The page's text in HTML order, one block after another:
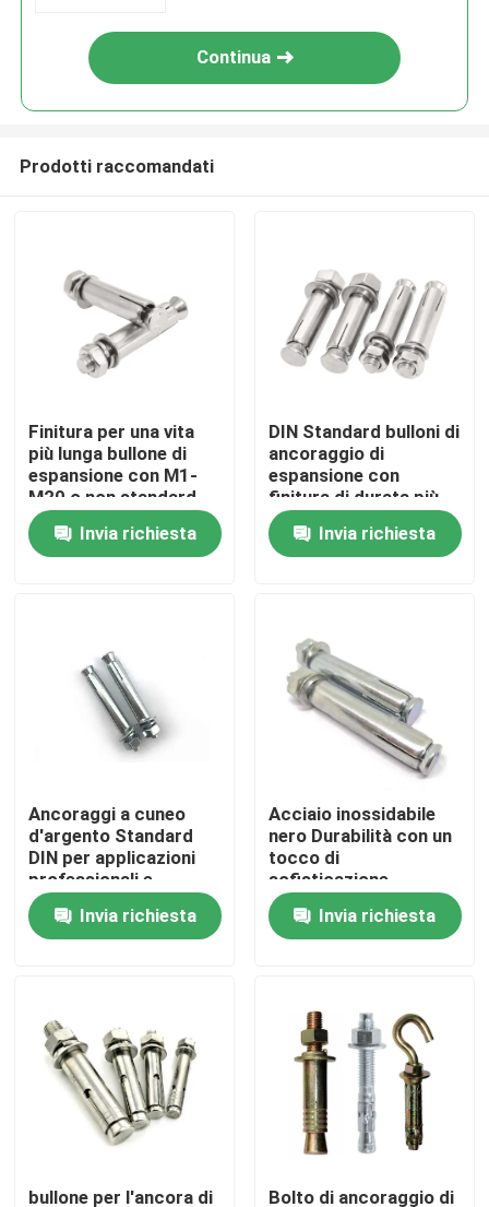
Circa noi
Controllo di qualità
Contattici
Piatto di acciaio al carbonio
Striscia di acciaio al carbonio
Barra di acciaio al carbonio
Continua
Prodotti raccomandati
Finitura per una vita
più lunga bullone di
espansione con M1-
M20 o non standard
come progetto
richiestaInvia richiesta
DIN Standard bulloni di
ancoraggio di
espansione con
finitura di durata più
lunga per la
costruzione di edifici
Invia richiesta
Ancoraggi a cuneo
d'argento Standard
DIN per applicazioni
professionali e
commerciali
Invia richiesta
Acciaio inossidabile
nero Durabilità con un
tocco di
sofisticazione
Invia richiesta
bullone per l'ancora di Bolto di ancoraggio di